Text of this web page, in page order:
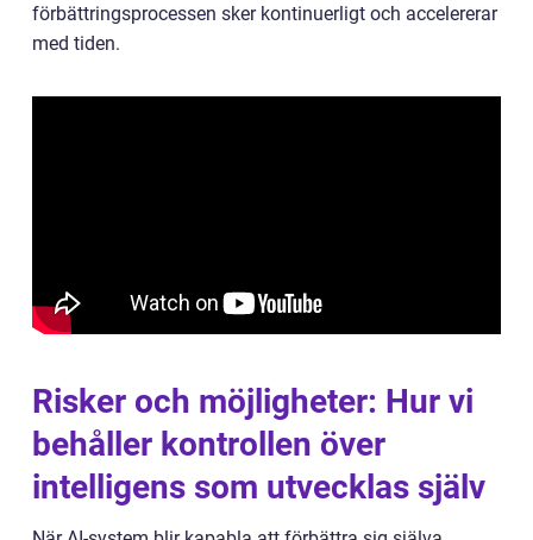
förbättringsprocessen sker kontinuerligt och accelererar
med tiden.
Risker och möjligheter: Hur vi
behåller kontrollen över
intelligens som utvecklas själv